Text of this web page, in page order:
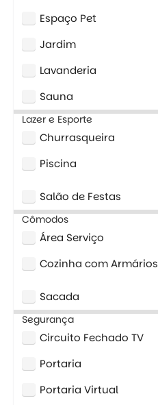
Espaço Pet
Jardim
Lavanderia
Sauna
Lazer e Esporte
Churrasqueira
Piscina
Salão de Festas
Cômodos
Área Serviço
Cozinha com Armários
Sacada
Segurança
Circuito Fechado TV
Portaria
Portaria Virtual